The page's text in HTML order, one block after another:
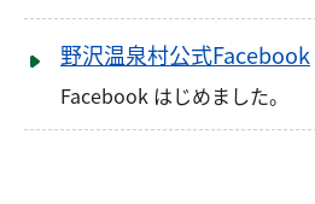
野沢温泉村公式Facebook
Facebook はじめました。